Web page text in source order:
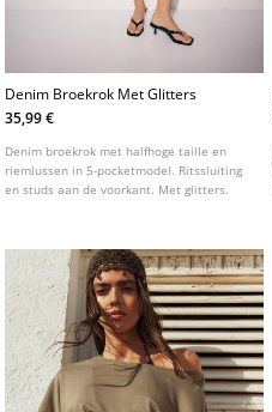
Denim Broekrok Met Glitters
35,99 €
Denim broekrok met halfhoge taille en
riemlussen in 5-pocketmodel. Ritssluiting
en studs aan de voorkant. Met glitters.